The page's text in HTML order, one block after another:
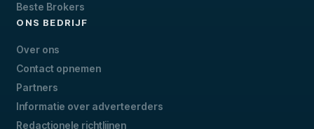
Beste Brokers
ONS BEDRIJF
Over ons
Contact opnemen
Partners
Informatie over adverteerders
Redactionele richtlijnen